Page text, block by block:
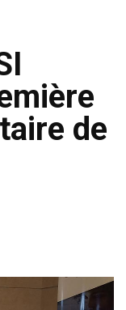
de